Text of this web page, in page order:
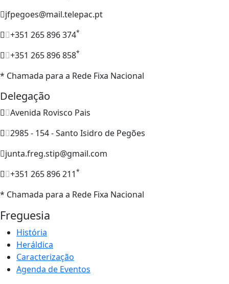
jfpegoes@mail.telepac.pt
+351 265 896 374*
+351 265 896 858*
* Chamada para a Rede Fixa Nacional
Delegação
Avenida Rovisco Pais
2985 - 154 - Santo Isidro de Pegões
junta.freg.stip@gmail.com
+351 265 896 211*
* Chamada para a Rede Fixa Nacional
Freguesia
História
Heráldica
Caracterização
Agenda de Eventos